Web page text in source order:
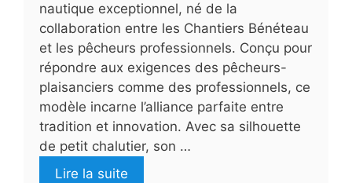
nautique exceptionnel, né de la
collaboration entre les Chantiers Bénéteau
et les pêcheurs professionnels. Conçu pour
répondre aux exigences des pêcheurs-
plaisanciers comme des professionnels, ce
modèle incarne l’alliance parfaite entre
tradition et innovation. Avec sa silhouette
de petit chalutier, son …
Lire la suite